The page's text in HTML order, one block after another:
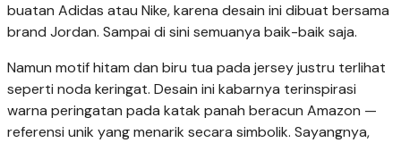
buatan Adidas atau Nike, karena desain ini dibuat bersama
brand Jordan. Sampai di sini semuanya baik-baik saja.
Namun motif hitam dan biru tua pada jersey justru terlihat
seperti noda keringat. Desain ini kabarnya terinspirasi
warna peringatan pada katak panah beracun Amazon —
referensi unik yang menarik secara simbolik. Sayangnya,